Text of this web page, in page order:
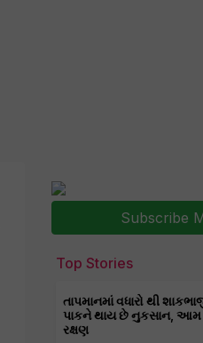
Subscribe
Top Stories
તાપમાનમાં વધારો થી
પાકને થાય છે નુકસાન, આમ
રક્ષણ